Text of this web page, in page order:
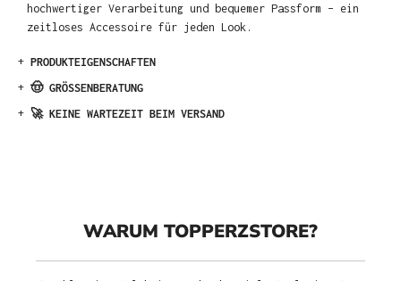
hochwertiger Verarbeitung und bequemer Passform – ein
zeitloses Accessoire für jeden Look.
+ PRODUKTEIGENSCHAFTEN
+ 🤠 GRÖSSENBERATUNG
+ 🚀 KEINE WARTEZEIT BEIM VERSAND
WARUM TOPPERZSTORE?